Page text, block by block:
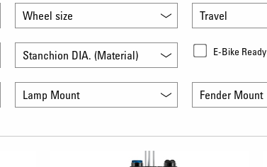
Wheel size Travel
E-Bike Ready
Stanchion DIA. (Material)
Lamp Mount Fender Mount